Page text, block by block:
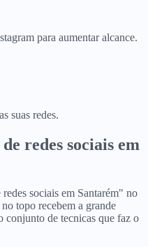
para aumentar alcance.
suas redes.
de redes sociais em
sociais em Santarém" no
topo recebem a grande
de tecnicas que faz o